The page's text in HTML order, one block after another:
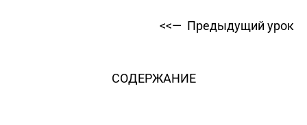
<<— Предыдущий урок
СОДЕРЖАНИЕ